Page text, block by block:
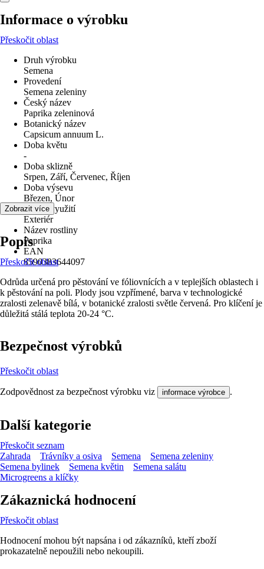
Informace o výrobku
Přeskočit oblast
Druh výrobku
Semena
Provedení
Semena zeleniny
Český název
Paprika zeleninová
Botanický název
Capsicum annuum L.
Doba květu
-
Doba sklizně
Srpen, Září, Červenec, Říjen
Doba výsevu
Březen, Únor
Oblast využití
Exteriér
Název rostliny
Paprika
EAN
8590383644097
Zobrazit více
Popis
Přeskočit oblast
Odrůda určená pro pěstování ve fóliovnících a v teplejších oblastech i
k pěstování na poli. Plody jsou vzpřímené, barva v technologické
zralosti zelenavě bílá, v botanické zralosti světle červená. Pro klíčení je
důležitá stálá teplota 20-24 °C.
Bezpečnost výrobků
Přeskočit oblast
Zodpovědnost za bezpečnost výrobku viz informace výrobce .
Další kategorie
Přeskočit seznam
Zahrada
Trávníky a osiva Semena
Semena zeleniny
Semena bylinek
Semena květin
Semena salátu
Microgreens a klíčky
Zákaznická hodnocení
Přeskočit oblast
Hodnocení mohou být napsána i od zákazníků, kteří zboží
prokazatelně nepoužili nebo nekoupili.